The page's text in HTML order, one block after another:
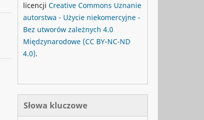
licencji Creative Commons Uznanie
autorstwa - Użycie niekomercyjne -
Bez utworów zależnych 4.0
Międzynarodowe (CC BY-NC-ND
4.0).
Słowa kluczowe